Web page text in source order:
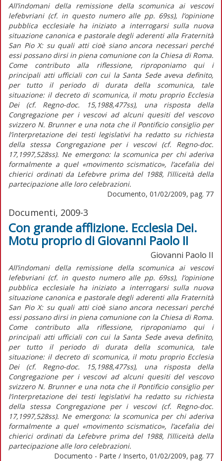
All’indomani della remissione della scomunica ai vescovi
lefebvriani (cf. in questo numero alle pp. 69ss), l’opinione
pubblica ecclesiale ha iniziato a interrogarsi sulla nuova
situazione canonica e pastorale degli aderenti alla Fraternità
San Pio X: su quali atti cioè siano ancora necessari perché
essi possano dirsi in piena comunione con la Chiesa di Roma.
Come contributo alla riflessione, riproponiamo qui i
principali atti ufficiali con cui la Santa Sede aveva definito,
per tutto il periodo di durata della scomunica, tale
situazione: il decreto di scomunica, il motu proprio Ecclesia
Dei (cf. Regno-doc. 15,1988,477ss), una risposta della
Congregazione per i vescovi ad alcuni quesiti del vescovo
svizzero N. Brunner e una nota che il Pontificio consiglio per
l’interpretazione dei testi legislativi ha redatto su richiesta
della stessa Congregazione per i vescovi (cf. Regno-doc.
17,1997,528ss). Ne emergono: la scomunica per chi aderiva
formalmente a quel «movimento scismatico», l’acefalia dei
chierici ordinati da Lefebvre prima del 1988, l’illiceità della
partecipazione alle loro celebrazioni.
Documento, 01/02/2009, pag. 77
Documenti, 2009-3
Con grande afflizione. Ecclesia Dei.
Motu proprio di Giovanni Paolo II
Giovanni Paolo II
All’indomani della remissione della scomunica ai vescovi
lefebvriani (cf. in questo numero alle pp. 69ss), l’opinione
pubblica ecclesiale ha iniziato a interrogarsi sulla nuova
situazione canonica e pastorale degli aderenti alla Fraternità
San Pio X: su quali atti cioè siano ancora necessari perché
essi possano dirsi in piena comunione con la Chiesa di Roma.
Come contributo alla riflessione, riproponiamo qui i
principali atti ufficiali con cui la Santa Sede aveva definito,
per tutto il periodo di durata della scomunica, tale
situazione: il decreto di scomunica, il motu proprio Ecclesia
Dei (cf. Regno-doc. 15,1988,477ss), una risposta della
Congregazione per i vescovi ad alcuni quesiti del vescovo
svizzero N. Brunner e una nota che il Pontificio consiglio per
l’interpretazione dei testi legislativi ha redatto su richiesta
della stessa Congregazione per i vescovi (cf. Regno-doc.
17,1997,528ss). Ne emergono: la scomunica per chi aderiva
formalmente a quel «movimento scismatico», l’acefalia dei
chierici ordinati da Lefebvre prima del 1988, l’illiceità della
partecipazione alle loro celebrazioni.
Documento - Parte / Inserto, 01/02/2009, pag. 77